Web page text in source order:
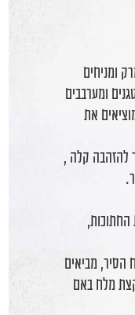
ומניחים
ומערבבים
את
להזהבה קלה ,
החתוכות,
מגודל נפח הסיר, מביאים
מלח באם